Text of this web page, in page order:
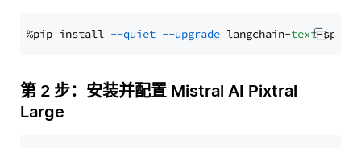
%pip install --quiet --upgrade langchain-text
第 2 步：安装并配置 Mistral AI Pixtral
Large